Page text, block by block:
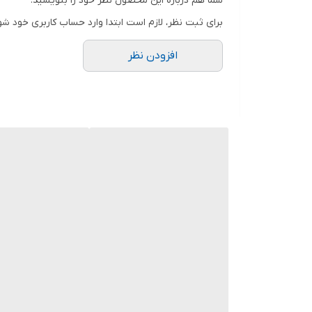
برای ثبت نظر، لازم است ابتدا وارد حساب کاربری خود
افزودن نظر